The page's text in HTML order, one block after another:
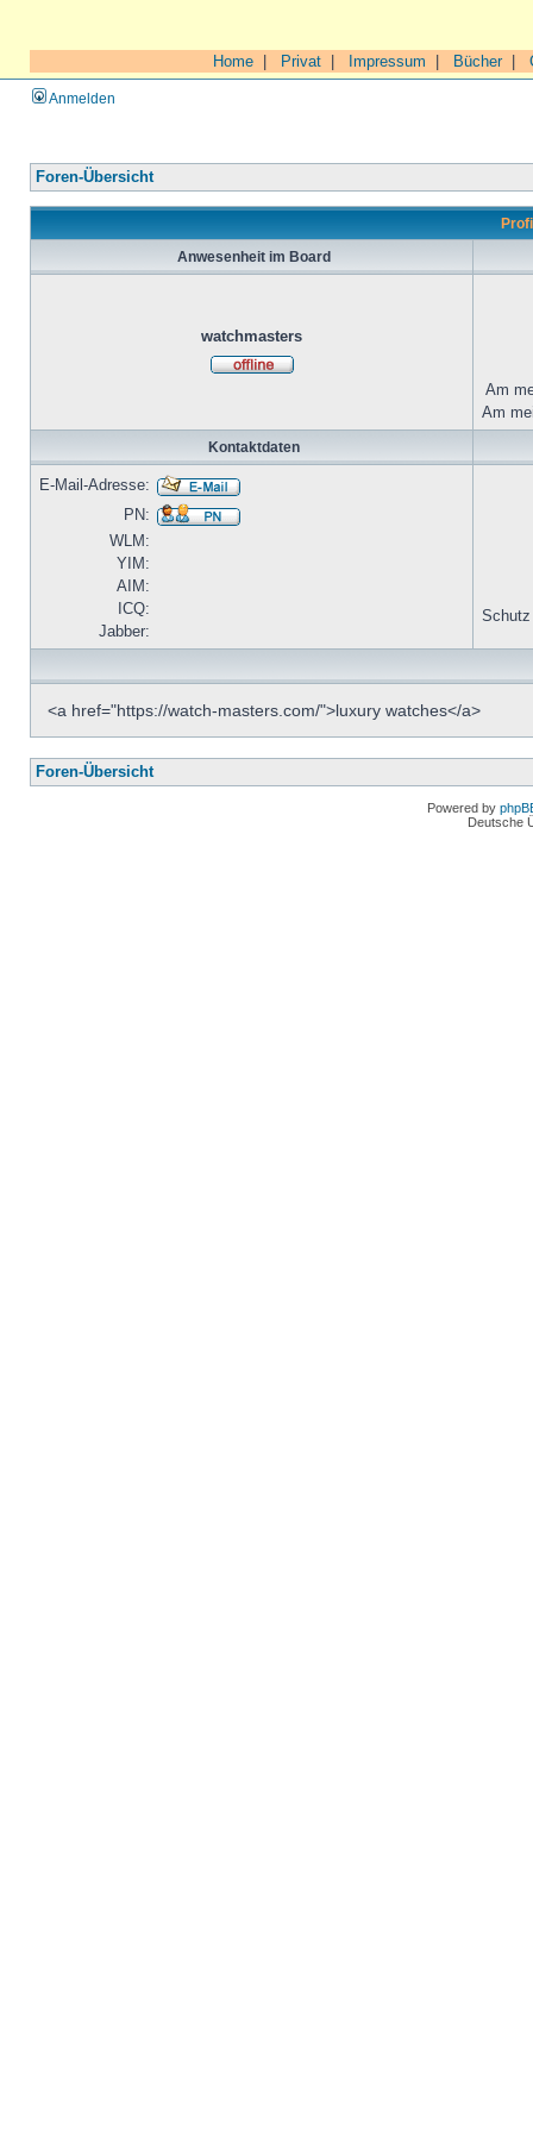
Home Privat Impressum Bücher|
Anmelden
Foren-Übersicht
Anwesenheit im Board
watchmasters
Am
Am
Kontaktdaten
E-Mail-Adresse:
PN:
WLM:
YIM:
AIM:
ICQ:
Jabber:
Schutz
<a href="https://watch-masters.com/">luxury watches</a>
Foren-Übersicht
Powered by
Deutsche